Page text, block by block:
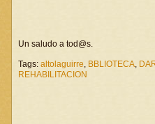
Un saludo a tod@s.
Tags: altolaguirre, BBLIOTECA,
REHABILITACION